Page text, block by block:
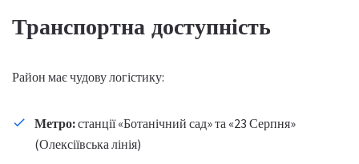
Транспортна доступність
Район має чудову логістику:
Метро:станції «Ботанічний сад» та «23 Серпня»
(Олексіївська лінія)